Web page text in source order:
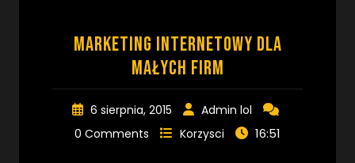
marketing internetowy dla
małych firm
6 sierpnia, 2015
Admin lol
0 Comments
Korzysci 16:51